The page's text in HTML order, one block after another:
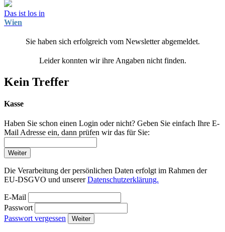
Das ist los in
Wien
Sie haben sich erfolgreich vom Newsletter abgemeldet.
Leider konnten wir ihre Angaben nicht finden.
Kein Treffer
Kasse
Haben Sie schon einen Login oder nicht? Geben Sie einfach Ihre E-
Mail Adresse ein, dann prüfen wir das für Sie:
Weiter
Die Verarbeitung der persönlichen Daten erfolgt im Rahmen der
EU-DSGVO und unsererDatenschutzerklärung.
E-Mail
Passwort
Passwort vergessen
Weiter